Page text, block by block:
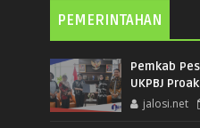
PEMERINTAHAN
Pemkab
UKPBJ
jalosi.net